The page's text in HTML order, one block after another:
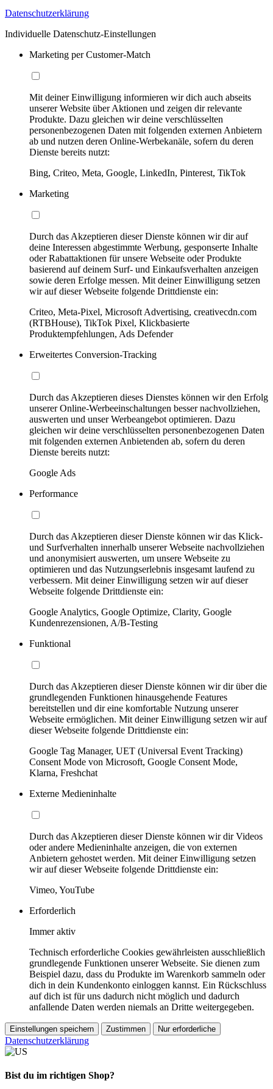
Datenschutzerklärung
Individuelle Datenschutz-Einstellungen
Marketing per Customer-Match
Mit deiner Einwilligung informieren wir dich auch abseits
unserer Website über Aktionen und zeigen dir relevante
Produkte. Dazu gleichen wir deine verschlüsselten
personenbezogenen Daten mit folgenden externen Anbietern
ab und nutzen deren Online-Werbekanäle, sofern du deren
Dienste bereits nutzt:
Bing, Criteo, Meta, Google, LinkedIn, Pinterest, TikTok
Marketing
Durch das Akzeptieren dieser Dienste können wir dir auf
deine Interessen abgestimmte Werbung, gesponserte Inhalte
oder Rabattaktionen für unsere Webseite oder Produkte
basierend auf deinem Surf- und Einkaufsverhalten anzeigen
sowie deren Erfolge messen. Mit deiner Einwilligung setzen
wir auf dieser Webseite folgende Drittdienste ein:
Criteo, Meta-Pixel, Microsoft Advertising, creativecdn.com
(RTBHouse), TikTok Pixel, Klickbasierte
Produktempfehlungen, Ads Defender
Erweitertes Conversion-Tracking
Durch das Akzeptieren dieses Dienstes können wir den Erfolg
unserer Online-Werbeeinschaltungen besser nachvollziehen,
auswerten und unser Werbeangebot optimieren. Dazu
gleichen wir deine verschlüsselten personenbezogenen Daten
mit folgenden externen Anbietenden ab, sofern du deren
Dienste bereits nutzt:
Google Ads
Performance
Durch das Akzeptieren dieser Dienste können wir das Klick-
und Surfverhalten innerhalb unserer Webseite nachvollziehen
und anonymisiert auswerten, um unsere Webseite zu
optimieren und das Nutzungserlebnis insgesamt laufend zu
verbessern. Mit deiner Einwilligung setzen wir auf dieser
Webseite folgende Drittdienste ein:
Google Analytics, Google Optimize, Clarity, Google
Kundenrezensionen, A/B-Testing
Funktional
Durch das Akzeptieren dieser Dienste können wir dir über die
grundlegenden Funktionen hinausgehende Features
bereitstellen und dir eine komfortable Nutzung unserer
Webseite ermöglichen. Mit deiner Einwilligung setzen wir auf
dieser Webseite folgende Drittdienste ein:
Google Tag Manager, UET (Universal Event Tracking)
Consent Mode von Microsoft, Google Consent Mode,
Klarna, Freshchat
Externe Medieninhalte
Durch das Akzeptieren dieser Dienste können wir dir Videos
oder andere Medieninhalte anzeigen, die von externen
Anbietern gehostet werden. Mit deiner Einwilligung setzen
wir auf dieser Webseite folgende Drittdienste ein:
Vimeo, YouTube
Erforderlich
Immer aktiv
Technisch erforderliche Cookies gewährleisten ausschließlich
grundlegende Funktionen unserer Webseite. Sie dienen zum
Beispiel dazu, dass du Produkte im Warenkorb sammeln oder
dich in dein Kundenkonto einloggen kannst. Ein Rückschluss
auf dich ist für uns dadurch nicht möglich und dadurch
anfallende Daten werden niemals an Dritte weitergegeben.
Einstellungen speichern Zustimmen Nur erforderliche
Datenschutzerklärung
Bist du im richtigen Shop?